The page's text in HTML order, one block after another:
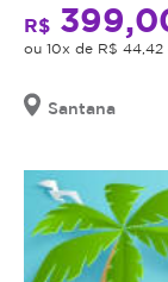
R$
ou 10x de R$ 44,42
Santana